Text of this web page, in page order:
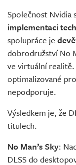
Živě
Společnost Nvidia
implementaci
spolupráce je
dobrodružství No
ve virtuální realitě.
optimalizované
nepodporuje.
Výsledkem je, že
titulech.
No Man’s Sky:
DLSS do